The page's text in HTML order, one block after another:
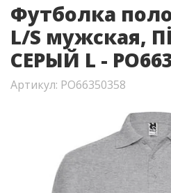
Футболка поло
L/S мужская,
СЕРЫЙ L -
Артикул: PO66350358